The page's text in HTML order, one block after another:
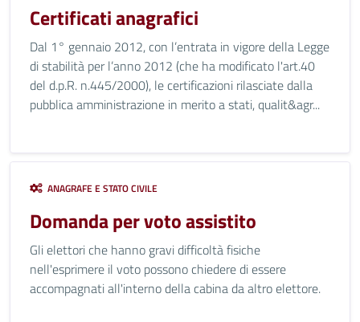
Certificati anagrafici
Dal 1° gennaio 2012, con l’entrata in vigore della Legge
di stabilità per l’anno 2012 (che ha modificato l'art.40
del d.p.R. n.445/2000), le certificazioni rilasciate dalla
pubblica amministrazione in merito a stati, qualit&agr...
ANAGRAFE E STATO CIVILE
Domanda per voto assistito
Gli elettori che hanno gravi difficoltà fisiche
nell'esprimere il voto possono chiedere di essere
accompagnati all'interno della cabina da altro elettore.